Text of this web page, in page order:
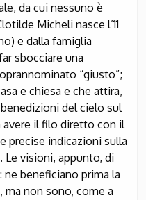
da cui nessuno è
Micheli nasce l’11
e dalla famiglia
sbocciare una
“giusto”;
e chiesa e che attira,
del cielo sul
avere il filo diretto con il
precise indicazioni sulla
visioni, appunto, di
beneficiano prima la
ma non sono, come a